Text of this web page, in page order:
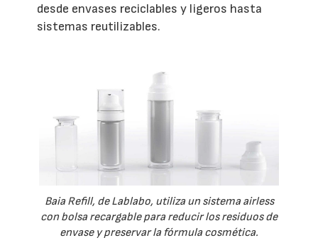
desde envases reciclables y ligeros hasta
sistemas reutilizables.
Baia Refill, de Lablabo, utiliza un sistema airless
con bolsa recargable para reducir los residuos de
envase y preservar la fórmula cosmética.